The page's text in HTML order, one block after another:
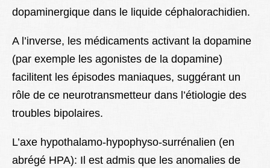
dopaminergique dans le liquide céphalorachidien.
A l’inverse, les médicaments activant la dopamine
(par exemple les agonistes de la dopamine)
facilitent les épisodes maniaques, suggérant un
rôle de ce neurotransmetteur dans l’étiologie des
troubles bipolaires.
L’axe hypothalamo-hypophyso-surrénalien (en
abrégé HPA): Il est admis que les anomalies de